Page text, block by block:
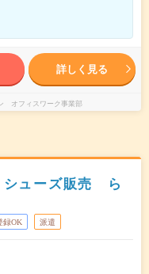
詳しく見る
オフィスワーク事業部
シューズ販売 ら
録OK 派遣